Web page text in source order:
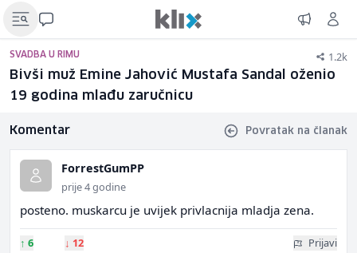
SVADBA U RIMU 1.2k
Bivši muž Emine Jahović Mustafa Sandal oženio
19 godina mlađu zaručnicu
Komentar Povratak na članak
ForrestGumPP
prije 4 godine
posteno. muskarcu je uvijek privlacnija mladja zena.
↑ 6 ↓ 12 Prijavi